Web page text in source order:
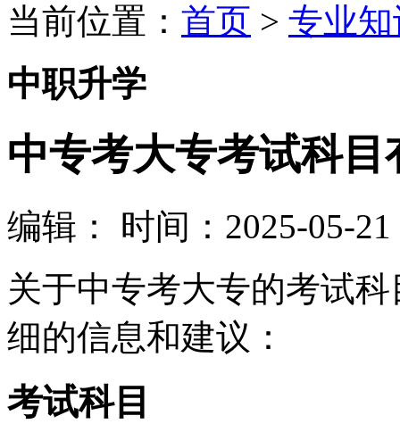
当前位置： 首页 > 专业
中职升学
中专考大专考试科
编辑：
时间：2025-05-21
关于中专考大专的考试
细的信息和建议：
考试科目